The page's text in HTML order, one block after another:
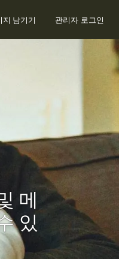
지 남기기 관리자 로그인
메
있